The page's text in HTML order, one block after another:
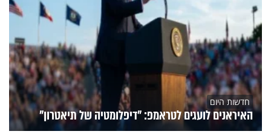
חדשות היום
האיראנים לועגים לטראמפ: "דיפלומטיה של תיאטרון"